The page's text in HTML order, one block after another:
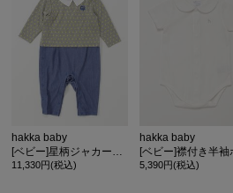
hakka baby
[ベビー]星柄ジャカード長袖カバーオール
11,330円(税込)
hakka baby
5,390円(税込)